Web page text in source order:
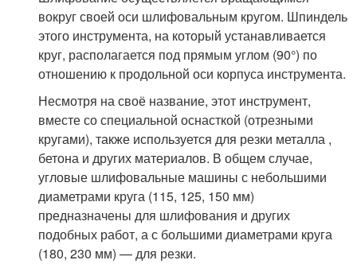
вокруг своей оси шлифовальным кругом. Шпиндель
этого инструмента, на который устанавливается
круг, располагается под прямым углом (90°) по
отношению к продольной оси корпуса инструмента.
Несмотря на своё название, этот инструмент,
вместе со специальной оснасткой (отрезными
кругами), также используется для резки металла ,
бетона и других материалов. В общем случае,
угловые шлифовальные машины с небольшими
диаметрами круга (115, 125, 150 мм)
предназначены для шлифования и других
подобных работ, а с большими диаметрами круга
(180, 230 мм) — для резки.